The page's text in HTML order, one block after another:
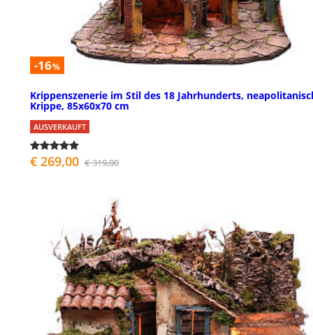
-16%
Krippenszenerie im Stil des 18 Jahrhunderts,
Krippe, 85x60x70 cm
AUSVERKAUFT
€ 269,00 € 319,00